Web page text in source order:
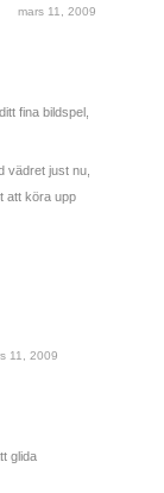
mars 11, 2009
fina bildspel,
vädret just nu,
att köra upp
11, 2009
glida